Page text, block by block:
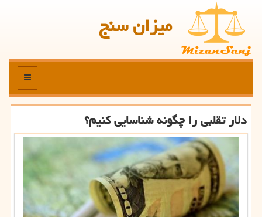
میزان سنج
منو
دلار تقلبی را چگونه شناسایی كنیم؟